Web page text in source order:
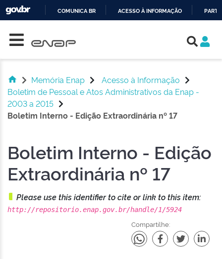
COMUNICA BR ACESSO À INFORMAÇÃO
Memória Enap
Acesso à Informação
Boletim de Pessoal e Atos Administrativos da Enap -
2003 a 2015
Boletim Interno - Edição Extraordinária nº 17
Boletim Interno - Edição
Extraordinária nº 17
Please use this identifier to cite or link to this item:
http://repositorio.enap.gov.br/handle/1/5924
Compartilhe: